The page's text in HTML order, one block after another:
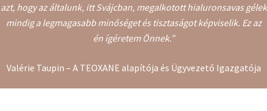
azt, hogy az általunk, itt Svájcban, megalkotott hialuronsavas gélek
mindig a legmagasabb minőséget és tisztaságot képviselik. Ez az
én ígéretem Önnek.”
Valérie Taupin – A TEOXANE alapítója és Ügyvezető Igazgatója